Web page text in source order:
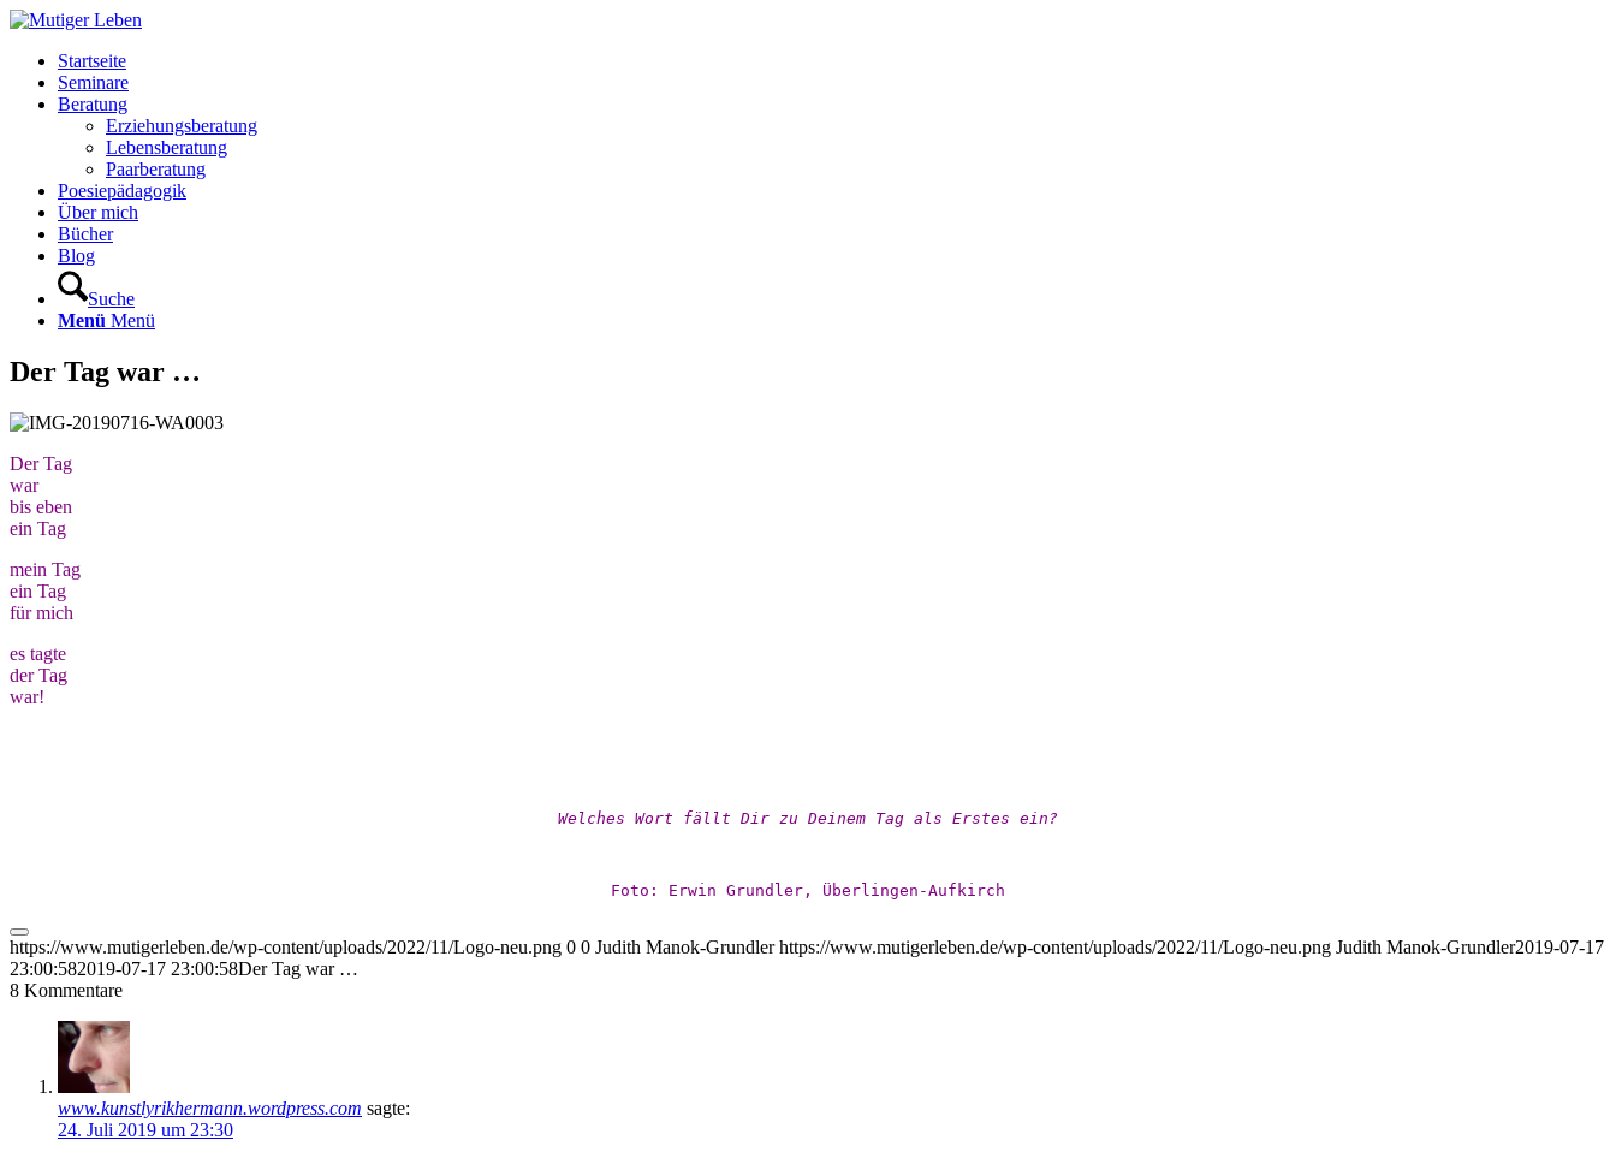
Startseite
Seminare
Beratung
Erziehungsberatung
Lebensberatung
Paarberatung
Poesiepädagogik
Über mich
Bücher
Blog
Suche
Menü Menü
Der Tag war …
Der Tag
war
bis eben
ein Tag
mein Tag
ein Tag
für mich
es tagte
der Tag
war!
Welches Wort fällt Dir zu Deinem Tag als Erstes ein?
Foto: Erwin Grundler, Überlingen-Aufkirch
https://www.mutigerleben.de/wp-content/uploads/2022/11/Logo-neu.png 0 0 Judith Manok-Grundler https://www.mutigerleben.de/wp-content/uploads/2022/11/Logo-neu.png Judith Manok-Grundler2019-07-17
23:00:582019-07-17 23:00:58Der Tag war …
8 Kommentare
www.kunstlyrikhermann.wordpress.com sagte:
24. Juli 2019 um 23:30